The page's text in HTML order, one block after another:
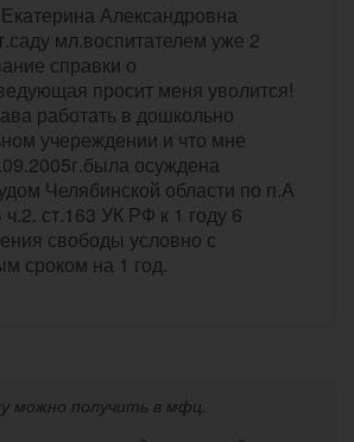
Александровна
мл.воспитателем уже 2
справки о
просит меня уволится!
работать в дошкольно
учереждении и что мне
осуждена
Челябинской области по п.А
ч.2. ст.163 УК РФ к 1 году 6
свободы условно с
сроком на 1 год.
можно получить в мфц.